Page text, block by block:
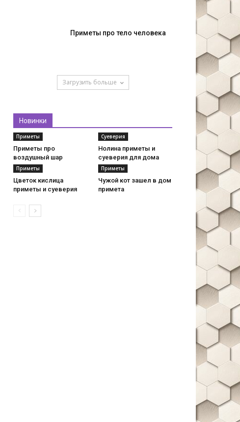
Приметы про тело человека
Загрузить больше
Новинки
Приметы
Приметы про
воздушный шар
Суеверия
Нолина приметы и
суеверия для дома
Приметы
Цветок кислица
приметы и суеверия
Приметы
Чужой кот зашел в дом
примета